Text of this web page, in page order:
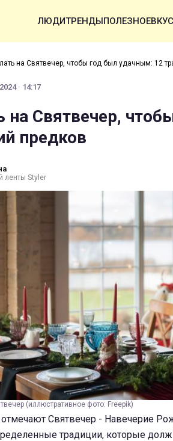
ЛЮДИТРЕНДЫПОЛЕЗНОЕ
на Святвечер, чтобы год был удачным: 12
· 14:17
на Святвечер,
предков
ленты Styler
(иллюстративное фото: Freepik)
Святвечер - Навечерие
традиции, которые